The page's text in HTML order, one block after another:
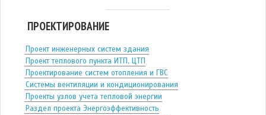
ПРОЕКТИРОВАНИЕ
Проект инженерных систем здания
Проект теплового пункта ИТП, ЦТП
Проектирование систем отопления и ГВС
Системы вентиляции и кондиционирования
Проекты узлов учета тепловой энергии
Раздел проекта Энергоэффективность